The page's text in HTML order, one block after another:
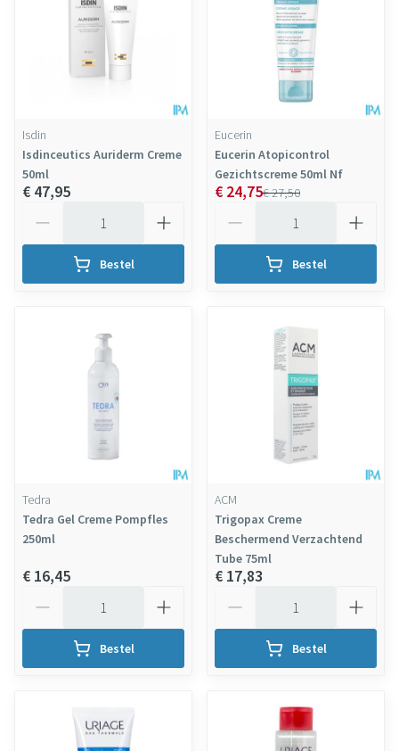
Isdin
Isdinceutics Auriderm Creme
50ml
€ 47,95
Bestel
Eucerin
Eucerin Atopicontrol
Gezichtscreme 50ml Nf
€ 27,50
€ 24,75
Bestel
Tedra
Tedra Gel Creme Pompfles
250ml
€ 16,45
Bestel
ACM
Trigopax Creme
Beschermend Verzachtend
Tube 75ml
€ 17,83
Bestel